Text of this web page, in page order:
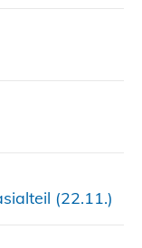
(22.11.)